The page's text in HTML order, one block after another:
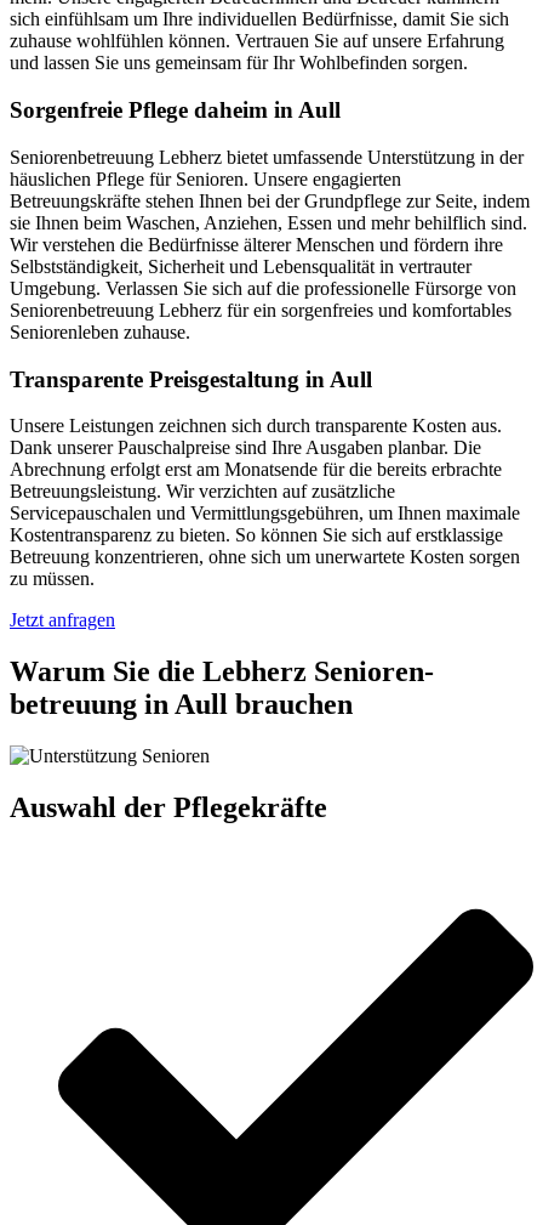
sich einfühlsam um Ihre individuellen Bedürfnisse, damit Sie sich
zuhause wohlfühlen können. Vertrauen Sie auf unsere Erfahrung
und lassen Sie uns gemeinsam für Ihr Wohlbefinden sorgen.
Sorgenfreie Pflege daheim in Aull
Seniorenbetreuung Lebherz bietet umfassende Unterstützung in der
häuslichen Pflege für Senioren. Unsere engagierten
Betreuungskräfte stehen Ihnen bei der Grundpflege zur Seite, indem
sie Ihnen beim Waschen, Anziehen, Essen und mehr behilflich sind.
Wir verstehen die Bedürfnisse älterer Menschen und fördern ihre
Selbstständigkeit, Sicherheit und Lebensqualität in vertrauter
Umgebung. Verlassen Sie sich auf die professionelle Fürsorge von
Seniorenbetreuung Lebherz für ein sorgenfreies und komfortables
Seniorenleben zuhause.
Transparente Preisgestaltung in Aull
Unsere Leistungen zeichnen sich durch transparente Kosten aus.
Dank unserer Pauschalpreise sind Ihre Ausgaben planbar. Die
Abrechnung erfolgt erst am Monatsende für die bereits erbrachte
Betreuungsleistung. Wir verzichten auf zusätzliche
Servicepauschalen und Vermittlungsgebühren, um Ihnen maximale
Kostentransparenz zu bieten. So können Sie sich auf erstklassige
Betreuung konzentrieren, ohne sich um unerwartete Kosten sorgen
zu müssen.
Jetzt anfragen
Warum Sie die Lebherz Senioren­
betreuung in Aull brauchen
Auswahl der Pflegekräfte